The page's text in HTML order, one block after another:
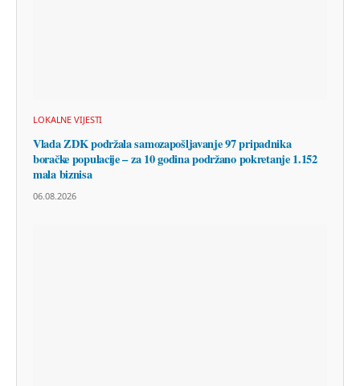
LOKALNE VIJESTI
Vlada ZDK podržala samozapošljavanje 97 pripadnika
boračke populacije – za 10 godina podržano pokretanje 1.152
mala biznisa
06.08.2026